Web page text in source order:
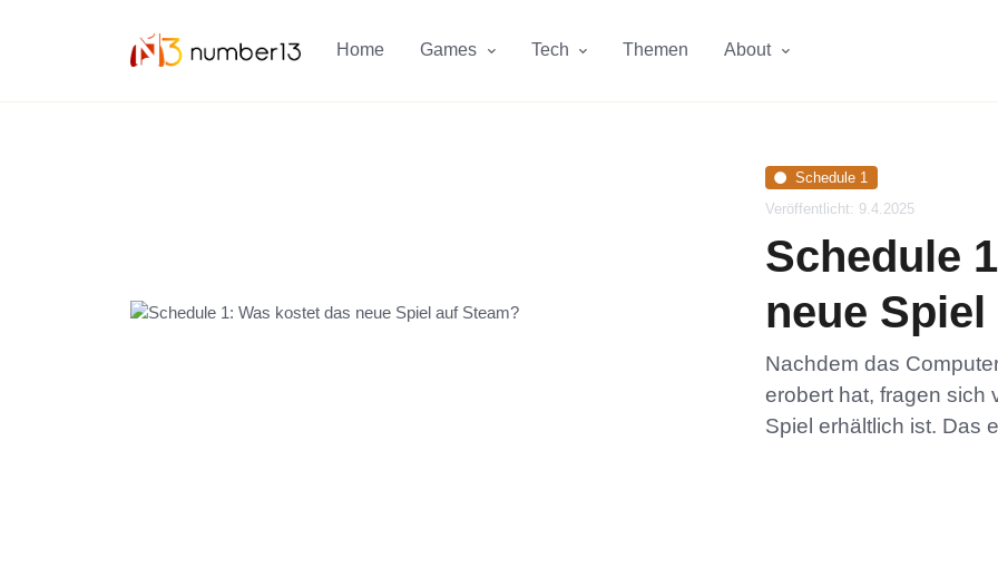
Home Games Tech Themen About
Schedule 1
Veröffentlicht: 9.4.2025
Schedule
neue
Nachdem das
erobert hat, fragen sich
Spiel erhältlich ist. Das